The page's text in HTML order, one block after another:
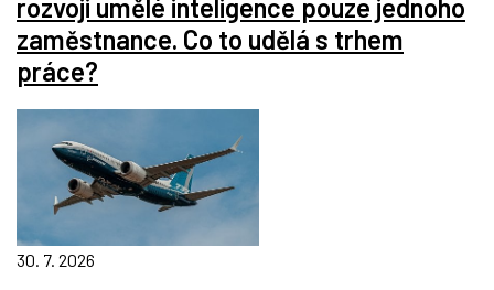
rozvoji umělé inteligence pouze jednoho
zaměstnance. Co to udělá s trhem
práce?
30. 7. 2026